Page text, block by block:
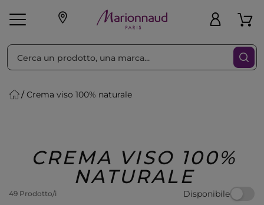
Make-up Profumi
Regalo
Crema viso 100% naturale
CREMA VISO 100%
NATURALE
49 Prodotto/i Disponibile
Ordina per Filtra